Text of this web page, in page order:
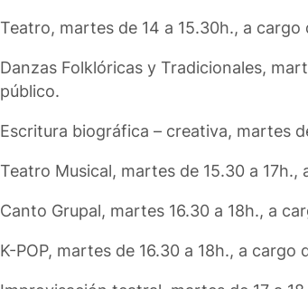
Teatro, martes de 14 a 15.30h., a
Danzas Folklóricas y Tradicionales,
público.
Escritura biográfica – creativa, martes
Teatro Musical, martes de 15.30 a
Canto Grupal, martes 16.30 a 18h., a
K-POP, martes de 16.30 a 18h., a